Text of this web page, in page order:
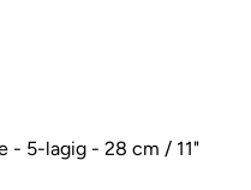
- 5-lagig - 28 cm / 11"